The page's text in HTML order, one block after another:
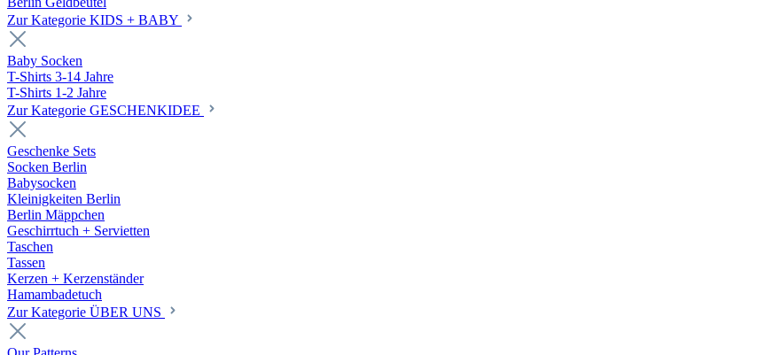
Zur Kategorie KIDS + BABY
Baby Socken
T-Shirts 3-14 Jahre
T-Shirts 1-2 Jahre
Zur Kategorie GESCHENKIDEE
Geschenke Sets
Socken Berlin
Babysocken
Kleinigkeiten Berlin
Berlin Mäppchen
Geschirrtuch + Servietten
Taschen
Tassen
Kerzen + Kerzenständer
Hamambadetuch
Zur Kategorie ÜBER UNS